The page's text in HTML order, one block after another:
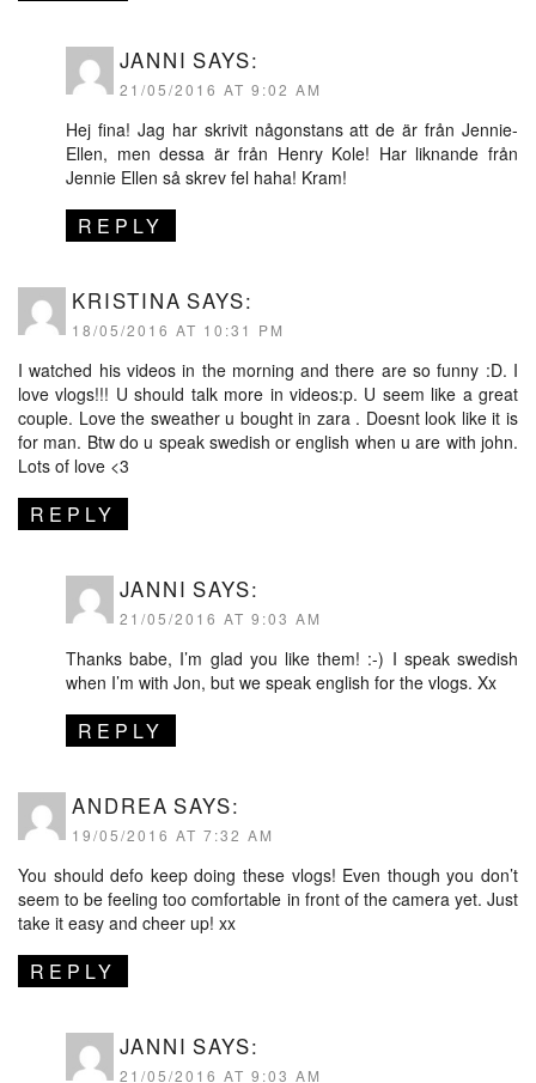
JANNI SAYS:
21/05/2016 AT 9:02 AM
Hej fina! Jag har skrivit någonstans att de är från Jennie-
Ellen, men dessa är från Henry Kole! Har liknande från
Jennie Ellen så skrev fel haha! Kram!
REPLY
KRISTINA SAYS:
18/05/2016 AT 10:31 PM
I watched his videos in the morning and there are so funny :D. I
love vlogs!!! U should talk more in videos:p. U seem like a great
couple. Love the sweather u bought in zara . Doesnt look like it is
for man. Btw do u speak swedish or english when u are with john.
Lots of love <3
REPLY
JANNI SAYS:
21/05/2016 AT 9:03 AM
Thanks babe, I’m glad you like them! :-) I speak swedish
when I’m with Jon, but we speak english for the vlogs. Xx
REPLY
ANDREA SAYS:
19/05/2016 AT 7:32 AM
You should defo keep doing these vlogs! Even though you don’t
seem to be feeling too comfortable in front of the camera yet. Just
take it easy and cheer up! xx
REPLY
JANNI SAYS:
21/05/2016 AT 9:03 AM